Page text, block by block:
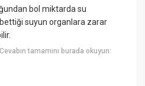
bol miktarda su
suyun organlara zarar
Cevabın tamamını burada okuyun: